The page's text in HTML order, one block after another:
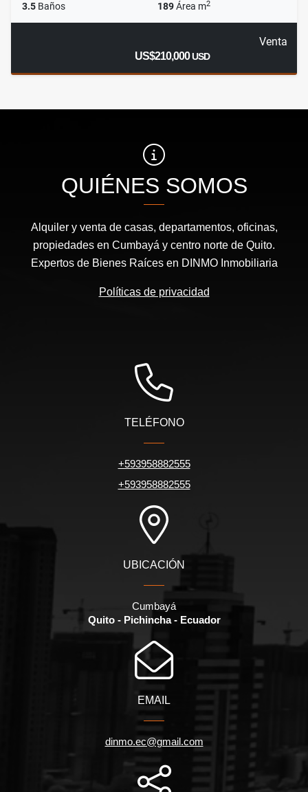
3.5 Baños 189Área m2
Venta
US$210,000USD
QUIÉNES SOMOS
Alquiler y venta de casas, departamentos, oficinas,
propiedades en Cumbayá y centro norte de Quito.
Expertos de Bienes Raíces en DINMO Inmobiliaria
Políticas de privacidad
TELÉFONO
+593958882555
+593958882555
UBICACIÓN
Cumbayá
Quito - Pichincha - Ecuador
EMAIL
dinmo.ec@gmail.com